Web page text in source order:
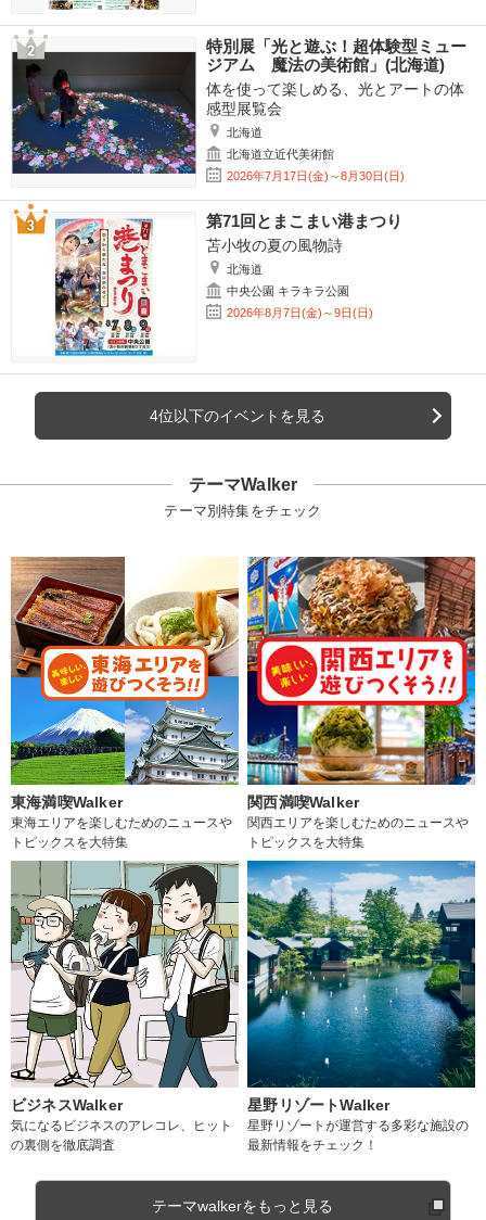
特別展「光と遊ぶ！超体験型ミュー
ジアム 魔法の美術館」(北海道)
体を使って楽しめる、光とアートの体
感型展覧会
北海道
北海道立近代美術館
2026年7月17日(金)～8月30日(日)
第71回とまこまい港まつり
苫小牧の夏の風物詩
北海道
中央公園 キラキラ公園
2026年8月7日(金)～9日(日)
4位以下のイベントを見る
テーマWalker
テーマ別特集をチェック
東海満喫Walker
東海エリアを楽しむためのニュースや
トピックスを大特集
関西満喫Walker
関西エリアを楽しむためのニュースや
トピックスを大特集
ビジネスWalker
気になるビジネスのアレコレ、ヒット
の裏側を徹底調査
星野リゾートWalker
星野リゾートが運営する多彩な施設の
最新情報をチェック！
テーマwalkerをもっと見る